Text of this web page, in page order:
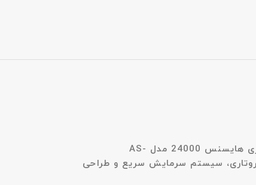
کولر گازی هایسنس 24000 مدل AS-
سیستم سرمایش سریع و طراحی